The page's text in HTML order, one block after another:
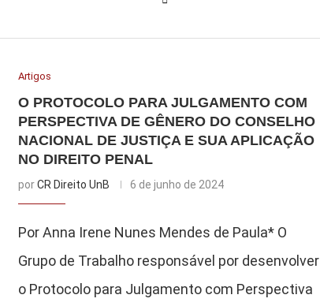
Artigos
O PROTOCOLO PARA JULGAMENTO COM
PERSPECTIVA DE GÊNERO DO CONSELHO
NACIONAL DE JUSTIÇA E SUA APLICAÇÃO
NO DIREITO PENAL
porCR Direito UnB 6 de junho de 2024
Por Anna Irene Nunes Mendes de Paula* O
Grupo de Trabalho responsável por desenvolver
o Protocolo para Julgamento com Perspectiva